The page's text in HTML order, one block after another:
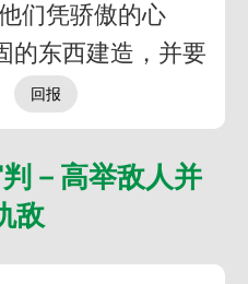
们凭骄傲的心
的东西建造，并要
－高举敌人并
敌